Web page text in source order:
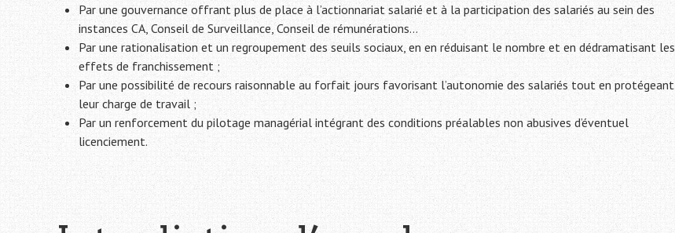
Par une gouvernance offrant plus de place à l’actionnariat salarié et à la participation des salariés au sein des
instances CA, Conseil de Surveillance, Conseil de rémunérations…
Par une rationalisation et un regroupement des seuils sociaux, en en réduisant le nombre et en dédramatisant les
effets de franchissement ;
Par une possibilité de recours raisonnable au forfait jours favorisant l’autonomie des salariés tout en protégeant
leur charge de travail ;
Par un renforcement du pilotage managérial intégrant des conditions préalables non abusives d’éventuel
licenciement.